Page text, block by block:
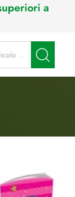
a
di un filtro